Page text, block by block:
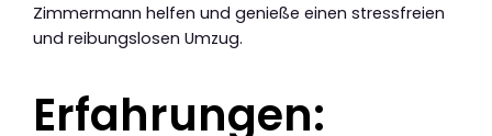
Zimmermann helfen und genieße einen stressfreien
und reibungslosen Umzug.
Erfahrungen: